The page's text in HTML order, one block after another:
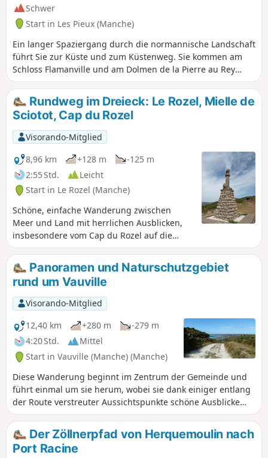
Schwer
Start in Les Pieux (Manche)
Ein langer Spaziergang durch die normannische Landschaft
führt Sie zur Küste und zum Küstenweg. Sie kommen am
Schloss Flamanville und am Dolmen de la Pierre au Rey
vorbei, der das Cap de Flamanville und die Strände der
Anse de Sciotot überragt. Auf dem Gipfel der Roche à
Coucou haben Sie einen schönen Blick über die gesamte
Bucht.
Rundweg im Dreieck: Le Rozel, Mielle de
Sciotot, Cap du Rozel
Visorando-Mitglied
8,96 km
+128 m
-125 m
2:55 Std.
Leicht
Start in Le Rozel (Manche)
Schöne, einfache Wanderung zwischen
Meer und Land mit herrlichen Ausblicken,
insbesondere vom Cap du Rozel auf die
Anse de Sciotot im Norden und auf den
langen Strand zwischen Surtainville und
dem Cap de Carteret im Süden.
Panoramen und Naturschutzgebiet
rund um Vauville
Visorando-Mitglied
12,40 km
+280 m
-279 m
4:20 Std.
Mittel
Start in Vauville (Manche) (Manche)
Diese Wanderung beginnt im Zentrum der Gemeinde und
führt einmal um sie herum, wobei sie dank einiger entlang
der Route verstreuter Aussichtspunkte schöne Ausblicke
bietet.
Der Zöllnerpfad von Herquemoulin nach
Port Racine